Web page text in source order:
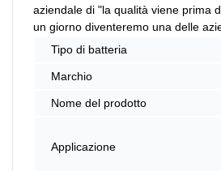
aziendale di "la qualità viene prima
un giorno diventeremo una delle
Tipo di batteria
Marchio
Nome del prodotto
Applicazione